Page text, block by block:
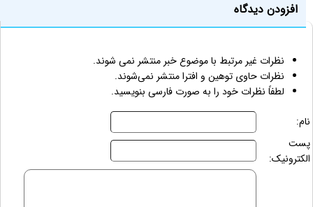
افزودن دیدگاه
نظرات غیر مرتبط با موضوع خبر منتشر نمی شوند.
نظرات حاوی توهین و افترا منتشر نمی‌شوند.
لطفاً نظرات خود را به صورت فارسی بنویسید.
نام:
پست
الکترونیک: